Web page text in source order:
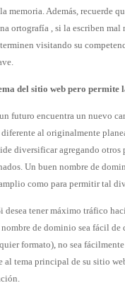
memoria. Además, recuerde
ortografía , si la escriben mal
visitando su
del sitio web pero permite
futuro encuentra un nuevo
al originalmente
diversificar agregando otros
Un buen nombre de
como para permitir tal
desea tener máximo tráfico
nombre de dominio sea fácil
formato), no sea
al tema principal de su sitio